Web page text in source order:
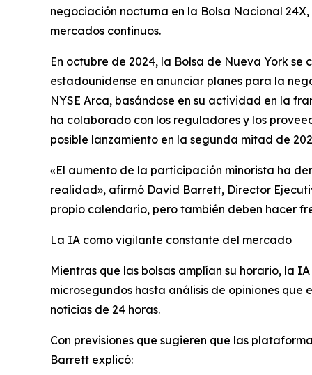
negociación nocturna en la Bolsa Nacional
mercados continuos.
En octubre de 2024, la Bolsa de Nueva York
estadounidense en anunciar planes para la
NYSE Arca, basándose en su actividad en la
ha colaborado con los reguladores y los
posible lanzamiento en la segunda mitad de
«El aumento de la participación minorista ha
realidad», afirmó David Barrett, Director
propio calendario, pero también deben hacer
La IA como vigilante constante del mercado
Mientras que las bolsas amplían su horario, la
microsegundos hasta análisis de opiniones
noticias de 24 horas.
Con previsiones que sugieren que las
Barrett explicó: